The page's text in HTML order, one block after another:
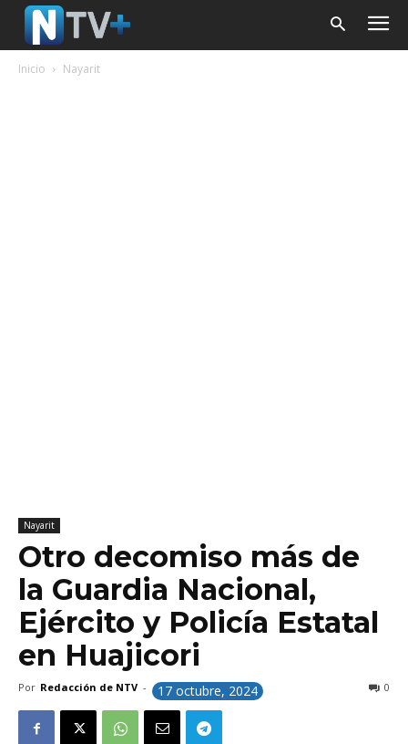
Inicio Nayarit
Nayarit
Otro decomiso más de
la Guardia Nacional,
Ejército y Policía Estatal
en Huajicori
Por Redacción de NTV - 17 octubre, 2024 0